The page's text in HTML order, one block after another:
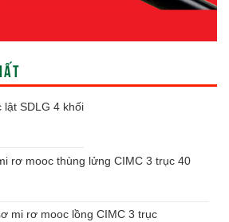
lật SDLG 4 khối
rơ mooc thùng lửng CIMC 3 trục 40
mi rơ mooc lồng CIMC 3 trục